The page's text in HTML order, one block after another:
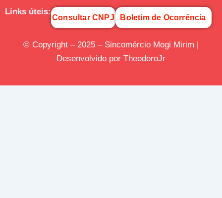
Links úteis:
Consultar CNPJ Boletim de Ocorrência
© Copyright – 2025 – Sincomércio Mogi Mirim |
Desenvolvido por TheodoroJr